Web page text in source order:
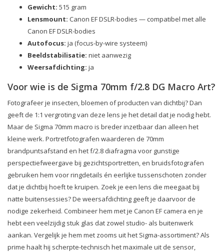
Gewicht: 515 gram
Lensmount: Canon EF DSLR-bodies — compatibel met alle
Canon EF DSLR-bodies
Autofocus: ja (focus-by-wire systeem)
Beeldstabilisatie: niet aanwezig
Weersafdichting: ja
Voor wie is de Sigma 70mm f/2.8 DG Macro Art?
Fotografeer je insecten, bloemen of producten van dichtbij? Dan
geeft de 1:1 vergroting van deze lens je het detail dat je nodig hebt.
Maar de Sigma 70mm macro is breder inzetbaar dan alleen het
kleine werk. Portretfotografen waarderen de 70mm
brandpuntsafstand en het f/2.8 diafragma voor gunstige
perspectiefweergave bij gezichtsportretten, en bruidsfotografen
gebruiken hem voor ringdetails én eerlijke tussenschoten zonder
dat je dichtbij hoeft te kruipen. Zoek je een lens die meegaat bij
natte buitensessies? De weersafdichting geeft je daarvoor de
nodige zekerheid. Combineer hem met je Canon EF camera en je
hebt een veelzijdig stuk glas dat zowel studio- als buitenwerk
aankan. Vergelijk je hem met zooms uit het Sigma-assortiment? Als
prime haalt hij scherpte-technisch het maximale uit de sensor,